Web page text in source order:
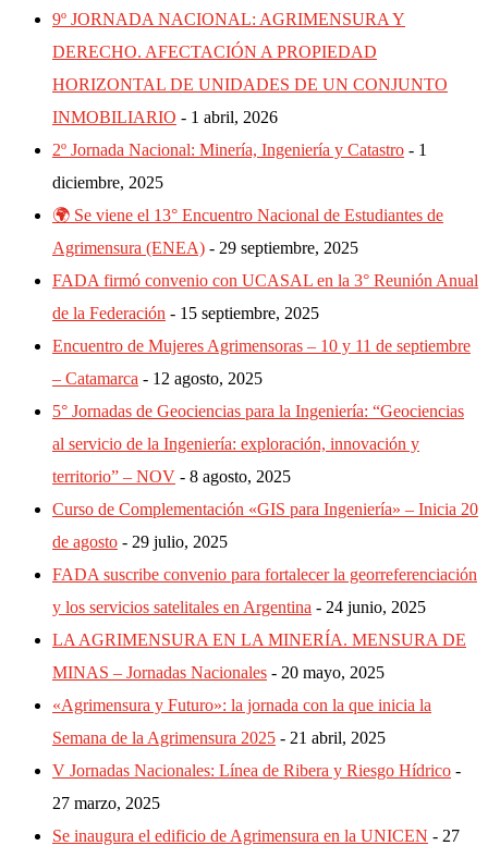
9º JORNADA NACIONAL: AGRIMENSURA Y
DERECHO. AFECTACIÓN A PROPIEDAD
HORIZONTAL DE UNIDADES DE UN CONJUNTO
INMOBILIARIO
1 abril, 2026
2º Jornada Nacional: Minería, Ingeniería y Catastro
1
diciembre, 2025
🌍 Se viene el 13° Encuentro Nacional de Estudiantes de
Agrimensura (ENEA)
29 septiembre, 2025
FADA firmó convenio con UCASAL en la 3° Reunión Anual
de la Federación
15 septiembre, 2025
Encuentro de Mujeres Agrimensoras – 10 y 11 de septiembre
– Catamarca
12 agosto, 2025
5° Jornadas de Geociencias para la Ingeniería: “Geociencias
al servicio de la Ingeniería: exploración, innovación y
territorio” – NOV
8 agosto, 2025
Curso de Complementación «GIS para Ingeniería» – Inicia 20
de agosto
29 julio, 2025
FADA suscribe convenio para fortalecer la georreferenciación
y los servicios satelitales en Argentina
24 junio, 2025
LA AGRIMENSURA EN LA MINERÍA. MENSURA DE
MINAS – Jornadas Nacionales
20 mayo, 2025
«Agrimensura y Futuro»: la jornada con la que inicia la
Semana de la Agrimensura 2025
21 abril, 2025
V Jornadas Nacionales: Línea de Ribera y Riesgo Hídrico
27 marzo, 2025
Se inaugura el edificio de Agrimensura en la UNICEN
27